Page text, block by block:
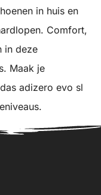
in huis en
Comfort,
in deze
Maak je
adizero evo sl